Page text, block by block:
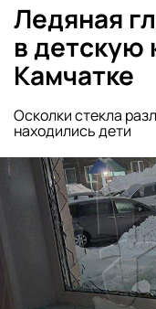
Ледяная
в детскую
Камчатке
Осколки стекла
находились дети